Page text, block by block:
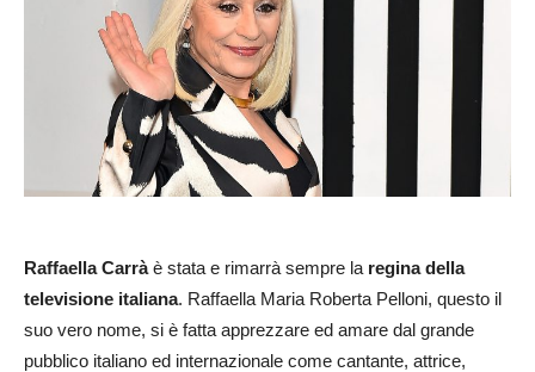
Raffaella Carràè stata e rimarrà sempre la regina della
televisione italiana. Raffaella Maria Roberta Pelloni, questo il
suo vero nome, si è fatta apprezzare ed amare dal grande
pubblico italiano ed internazionale come cantante, attrice,